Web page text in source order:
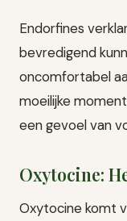
Endorfines
bevredigend
oncomfortabel
moeilijke
een gevoel van
Oxytocine:
Oxytocine komt